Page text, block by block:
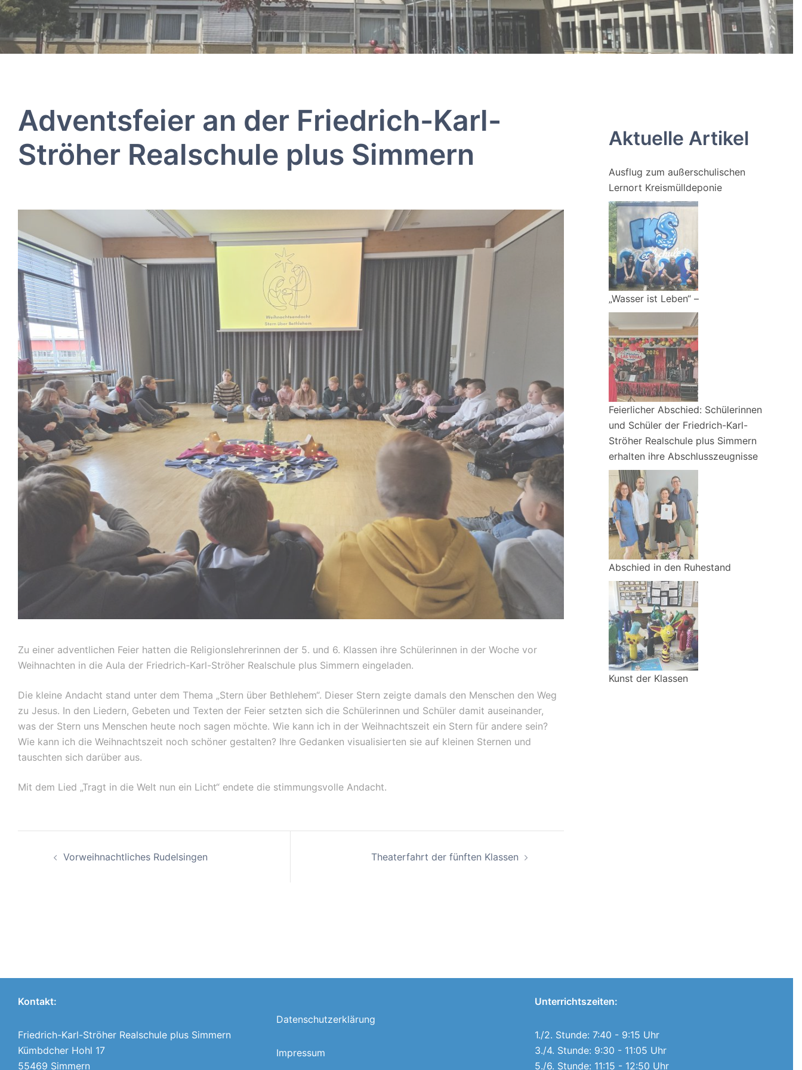
Adventsfeier an der Friedrich-Karl-
Ströher Realschule plus Simmern
Zu einer adventlichen Feier hatten die Religionslehrerinnen der 5. und 6. Klassen ihre Schülerinnen in der Woche vor
Weihnachten in die Aula der Friedrich-Karl-Ströher Realschule plus Simmern eingeladen.
Die kleine Andacht stand unter dem Thema „Stern über Bethlehem“. Dieser Stern zeigte damals den Menschen den Weg
zu Jesus. In den Liedern, Gebeten und Texten der Feier setzten sich die Schülerinnen und Schüler damit auseinander,
was der Stern uns Menschen heute noch sagen möchte. Wie kann ich in der Weihnachtszeit ein Stern für andere sein?
Wie kann ich die Weihnachtszeit noch schöner gestalten? Ihre Gedanken visualisierten sie auf kleinen Sternen und
tauschten sich darüber aus.
Mit dem Lied „Tragt in die Welt nun ein Licht“ endete die stimmungsvolle Andacht.
Vorweihnachtliches Rudelsingen Theaterfahrt der fünften Klassen
Aktuelle Artikel
Ausflug zum außerschulischen
Lernort Kreismülldeponie
„Wasser ist Leben“ –
Feierlicher Abschied: Schülerinnen
und Schüler der Friedrich-Karl-
Ströher Realschule plus Simmern
erhalten ihre Abschlusszeugnisse
Abschied in den Ruhestand
Kunst der Klassen
Kontakt:
Friedrich-Karl-Ströher Realschule plus Simmern
Kümbdcher Hohl 17
55469 Simmern
Datenschutzerklärung
Impressum
Unterrichtszeiten:
1./2. Stunde: 7:40 - 9:15 Uhr
3./4. Stunde: 9:30 - 11:05 Uhr
5./6. Stunde: 11:15 - 12:50 Uhr